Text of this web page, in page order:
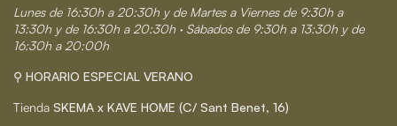
Lunes de 16:30h a 20:30h y de Martes a Viernes de 9:30h a
13:30h y de 16:30h a 20:30h · Sábados de 9:30h a 13:30h y de
16:30h a 20:00h
⚲ HORARIO ESPECIAL VERANO
Tienda SKEMA x KAVE HOME (C/ Sant Benet, 16)